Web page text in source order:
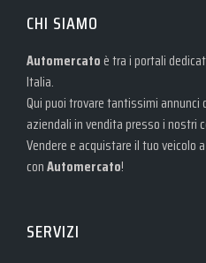
CHI SIAMO
Automercato è tra i portali
Italia.
Qui puoi trovare tantissimi annunci
aziendali in vendita presso i nostri
Vendere e acquistare il tuo
conAutomercato!
SERVIZI